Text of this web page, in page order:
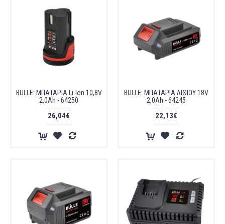
BULLE: ΜΠΑΤΑΡΙΑ Li-Ion 10,8V
2,0Ah - 64250
26,04€
BULLE: ΜΠΑΤΑΡΙΑ ΛΙΘΙΟΥ 18V
2,0Ah - 64245
22,13€